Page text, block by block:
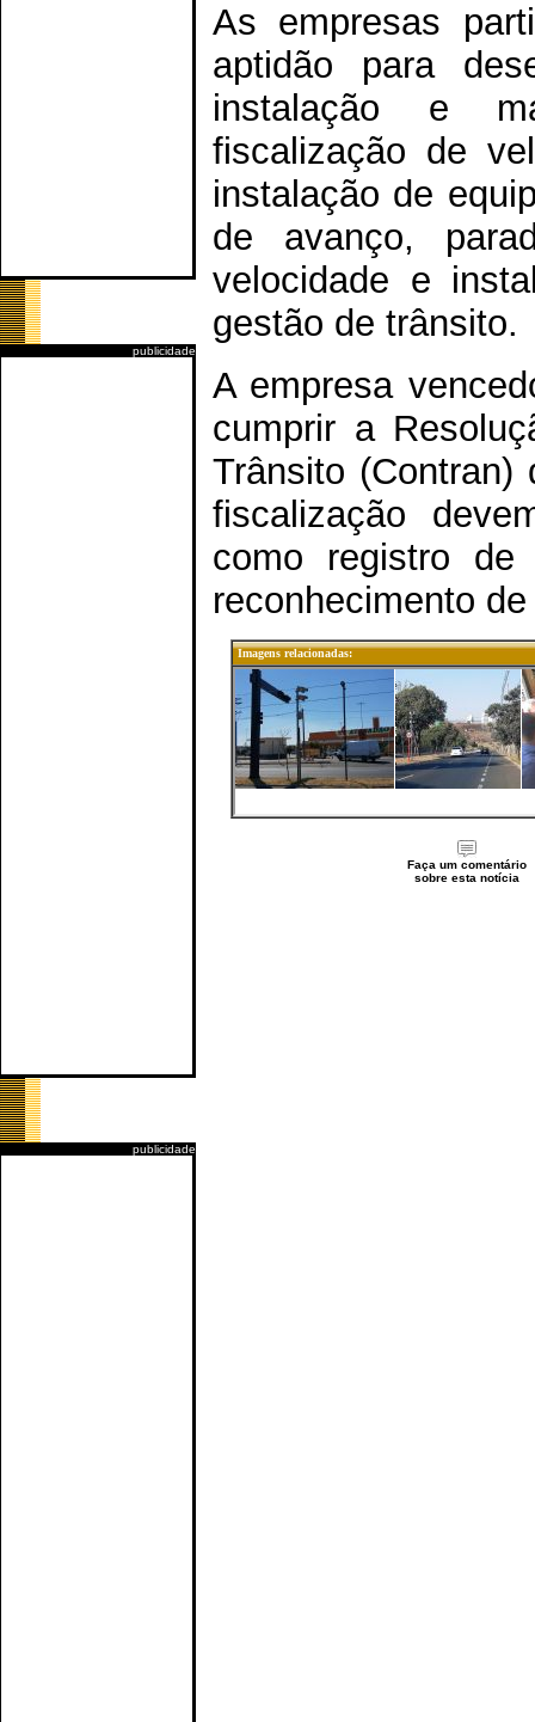
publicidade
publicidade
As empresas
aptidão para
instalação e
fiscalização de
instalação de
de avanço,
velocidade e
gestão de trânsito.
A empresa
cumprir a
Trânsito
fiscalização
como registro
reconhecimento
Imagens relacionadas:
Faça um comentário
sobre esta notícia